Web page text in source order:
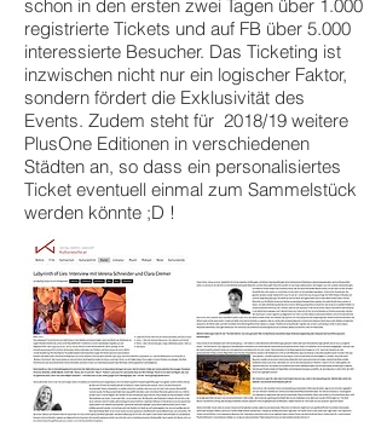
schon in den ersten zwei Tagen über 1.000
registrierte Tickets und auf FB über 5.000
interessierte Besucher. Das Ticketing ist
inzwischen nicht nur ein logischer Faktor,
sondern fördert die Exklusivität des
Events. Zudem steht für 2018/19 weitere
PlusOne Editionen in verschiedenen
Städten an, so dass ein personalisiertes
Ticket eventuell einmal zum Sammelstück
werden könnte ;D !